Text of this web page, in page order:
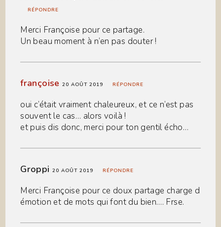
RÉPONDRE
Merci Françoise pour ce partage.
Un beau moment à n’en pas douter !
françoise 20 AOÛT 2019 RÉPONDRE
oui c’était vraiment chaleureux, et ce n’est pas
souvent le cas… alors voilà !
et puis dis donc, merci pour ton gentil écho…
Groppi20 AOÛT 2019 RÉPONDRE
Merci Françoise pour ce doux partage charge d
émotion et de mots qui font du bien…. Frse.